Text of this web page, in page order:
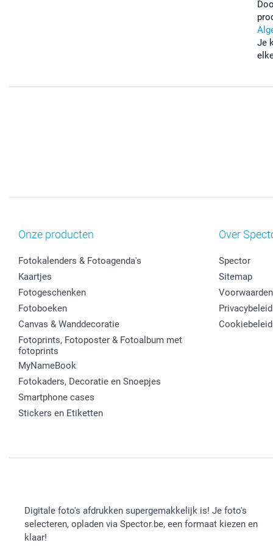
Je
Onze producten
Fotokalenders & Fotoagenda's
Kaartjes
Fotogeschenken
Fotoboeken
Canvas & Wanddecoratie
Fotoprints, Fotoposter & Fotoalbum met
fotoprints
MyNameBook
Fotokaders, Decoratie en Snoepjes
Smartphone cases
Stickers en Etiketten
Over
Spector
Sitemap
Voorwaarden
Privacybeleid
Cookiebeleid
Digitale foto's afdrukken supergemakkelijk is! Je foto's
selecteren, opladen via Spector.be, een formaat kiezen en
klaar!